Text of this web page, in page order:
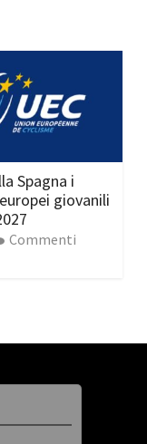
Spagna i
giovanili
Commenti